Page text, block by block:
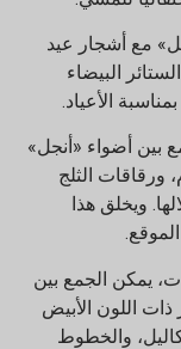
أشجار عيد
البيضاء
الأعياد.
أضواء «أنجل»
الثلج
ويخلق هذا
الجمع بين
اللون الأبيض
والخطوط